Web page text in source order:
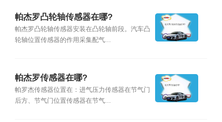
帕杰罗凸轮轴传感器在哪?
帕杰罗凸轮轴传感器安装在凸轮轴前段。汽车凸
轮轴位置传感器的作用采集配气...
帕杰罗传感器在哪?
帕罗杰传感器位置在：进气压力传感器在节气门
后方、节气门位置传感器在节气...